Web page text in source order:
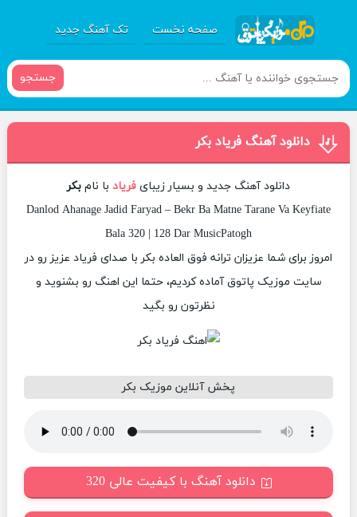
صفحه نخست تک آهنگ جدید
جستجو
دانلود آهنگ فریاد بکر
دانلود آهنگ جدید و بسیار زیبای فریاد با نام بکر
Danlod Ahanage Jadid Faryad – Bekr Ba Matne Tarane Va Keyfiate
Bala 320 | 128 Dar MusicPatogh
امروز برای شما عزیزان ترانه فوق العاده بکر با صدای فریاد عزیز رو در
سایت موزیک پاتوق آماده کردیم، حتما این اهنگ رو بشنوید و
نظرتون رو بگید
پخش آنلاین موزیک بکر
دانلود آهنگ با کیفیت عالی 320